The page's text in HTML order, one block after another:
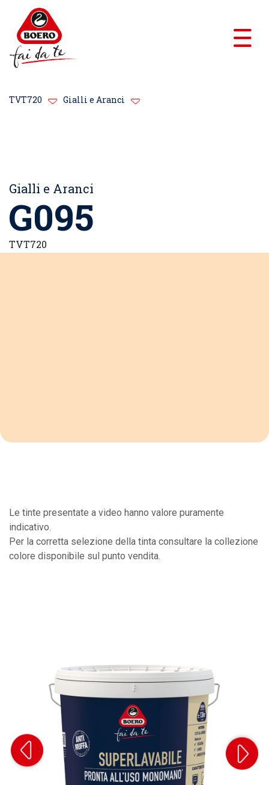
TVT720 Gialli e Aranci
Gialli e Aranci
G095
TVT720
Le tinte presentate a video hanno valore puramente
indicativo.
Per la corretta selezione della tinta consultare la collezione
colore disponibile sul punto vendita.